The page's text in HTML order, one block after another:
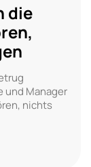
die
Manager
nichts